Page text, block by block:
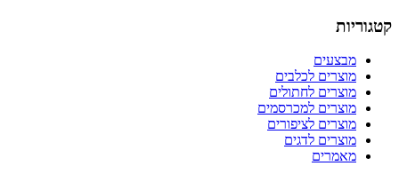
קטגוריות
מבצעים
מוצרים לכלבים
מוצרים לחתולים
מוצרים למכרסמים
מוצרים לציפורים
מוצרים לדגים
מאמרים